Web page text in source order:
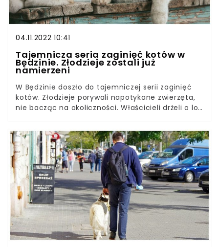
04.11.2022 10:41
Tajemnicza seria zaginięć kotów w
Będzinie. Złodzieje zostali już
namierzeni
W Będzinie doszło do tajemniczej serii zaginięć
kotów. Złodzieje porywali napotykane zwierzęta,
nie bacząc na okoliczności. Właścicieli drżeli o los
namierzyć, nie należy tracić czujności. To dobra
okazja, aby przypomnieć, że wychodzącym
mruczkom może grozić
niebezpieczeństwo.Zniknięcie ukochanego pupila
to dla każdego właściciela bolesne przeżycie. W
jednej chwili tracisz swojego podopiecznego z
oczu i nie wiesz, co się z nim dzieje, gdzie
przebywa, czy nic mu nie grozi i nie doznał
uszczerbku na zdrowiu. Warto pamiętać, że to
także stresujące przeżycie dla zwierzaka. Zdarza
się, że za tajemniczym zniknięciem mogą stać
porywacze.